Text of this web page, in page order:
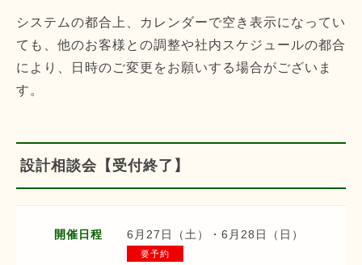
システムの都合上、カレンダーで空き表示になってい
ても、他のお客様との調整や社内スケジュールの都合
により、日時のご変更をお願いする場合がございま
す。
設計相談会【受付終了】
開催日程 6月27日（土）・6月28日（日）
要予約